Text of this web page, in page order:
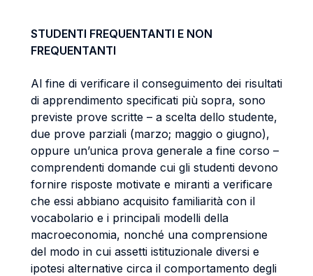
STUDENTI FREQUENTANTI E NON
FREQUENTANTI
Al fine di verificare il conseguimento dei risultati
di apprendimento specificati più sopra, sono
previste prove scritte – a scelta dello studente,
due prove parziali (marzo; maggio o giugno),
oppure un’unica prova generale a fine corso –
comprendenti domande cui gli studenti devono
fornire risposte motivate e miranti a verificare
che essi abbiano acquisito familiarità con il
vocabolario e i principali modelli della
macroeconomia, nonché una comprensione
del modo in cui assetti istituzionale diversi e
ipotesi alternative circa il comportamento degli